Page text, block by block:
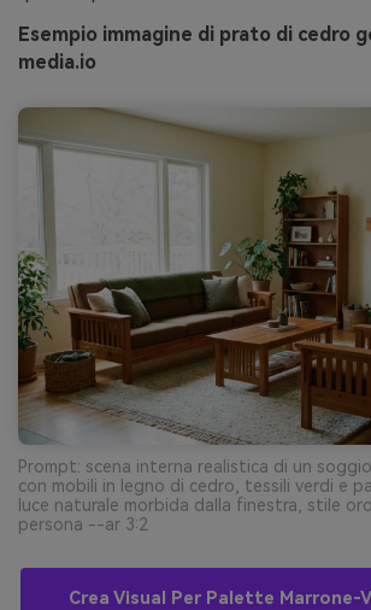
Esempio immagine di prato di cedro
media.io
Prompt: scena interna realistica di un
con mobili in legno di cedro, tessili verdi e
luce naturale morbida dalla finestra, stile
persona --ar 3:2
Crea Visual Per Palette Marrone-